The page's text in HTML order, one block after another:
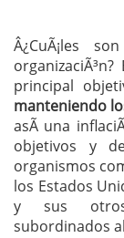
Â¿CuÃ¡les
principal
manteniendo
asÃ­ una
objetivos y
organismos
los Estados
y sus otros
subordinados